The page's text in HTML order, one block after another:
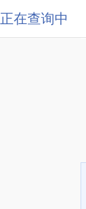
正在查询中